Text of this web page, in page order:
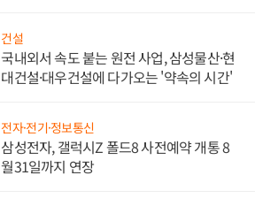
건설
국내외서 속도 붙는 원전 사업, 삼성물산·현
대건설·대우건설에 다가오는 '약속의 시간'
전자·전기·정보통신
삼성전자, 갤럭시Z 폴드8 사전예약 개통 8
월31일까지 연장